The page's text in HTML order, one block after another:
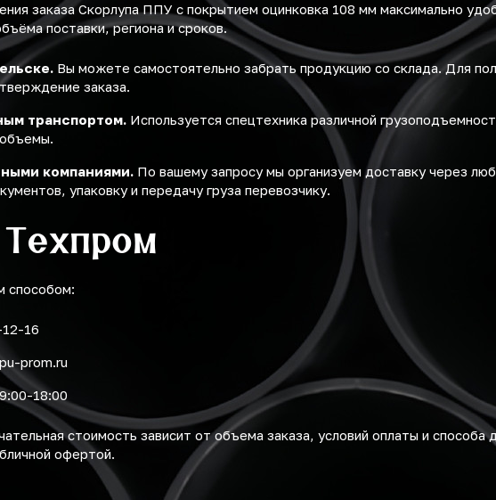
заказа Скорлупа ППУ с покрытием оцинковка 108 мм максимально
поставки, региона и сроков.
Вы можете самостоятельно забрать продукцию со склада. Для
заказа.
транспортом. Используется спецтехника различной
компаниями. По вашему запросу мы организуем доставку через
упаковку и передачу груза перевозчику.
способом:
16
prom.ru
18:00
стоимость зависит от объема заказа, условий оплаты и
офертой.